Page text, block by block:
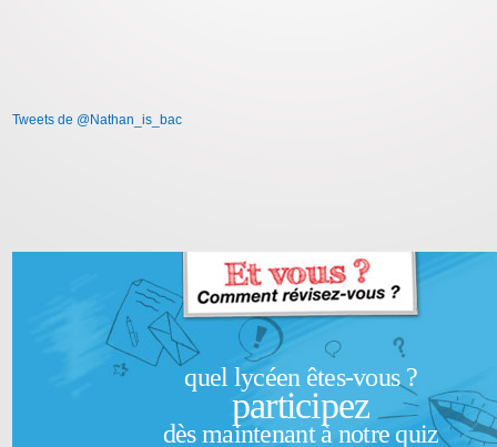
Tweets de @Nathan_is_bac
quel lycéen êtes-vous ?
participez
dès maintenant à notre quiz